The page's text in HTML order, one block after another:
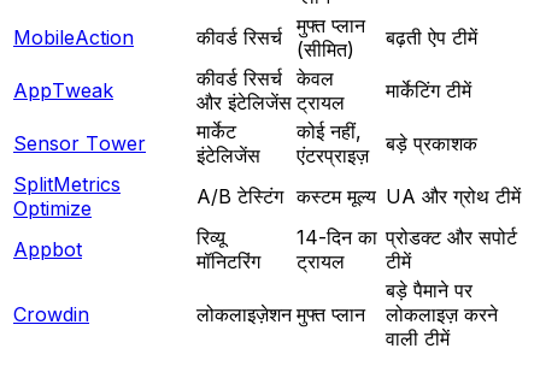
MobileAction
कीवर्ड रिसर्च मुफ्त प्लान
(सीमित)
बढ़ती ऐप टीमें
AppTweak
कीवर्ड रिसर्च
और इंटेलिजेंस
केवल
ट्रायल
मार्केटिंग टीमें
Sensor Tower
मार्केट
इंटेलिजेंस
कोई नहीं,
एंटरप्राइज़
बड़े प्रकाशक
SplitMetrics
Optimize
A/B टेस्टिंग कस्टम मूल्य UA और ग्रोथ टीमें
Appbot
रिव्यू
मॉनिटरिंग
14-दिन का
ट्रायल
प्रोडक्ट और सपोर्ट
टीमें
Crowdin लोकलाइज़ेशन मुफ्त प्लान
बड़े पैमाने पर
लोकलाइज़ करने
वाली टीमें